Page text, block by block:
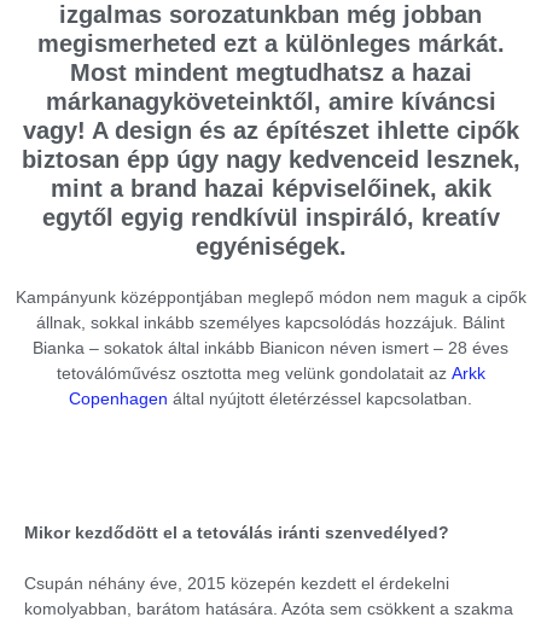
izgalmas sorozatunkban még jobban
megismerheted ezt a különleges márkát.
Most mindent megtudhatsz a hazai
márkanagyköveteinktől, amire kíváncsi
vagy! A design és az építészet ihlette cipők
biztosan épp úgy nagy kedvenceid lesznek,
mint a brand hazai képviselőinek, akik
egytől egyig rendkívül inspiráló, kreatív
egyéniségek.
Kampányunk középpontjában meglepő módon nem maguk a cipők
állnak, sokkal inkább személyes kapcsolódás hozzájuk. Bálint
Bianka – sokatok által inkább Bianicon néven ismert – 28 éves
tetoválóművész osztotta meg velünk gondolatait az Arkk
Copenhagen által nyújtott életérzéssel kapcsolatban.
Mikor kezdődött el a tetoválás iránti szenvedélyed?
Csupán néhány éve, 2015 közepén kezdett el érdekelni
komolyabban, barátom hatására. Azóta sem csökkent a szakma